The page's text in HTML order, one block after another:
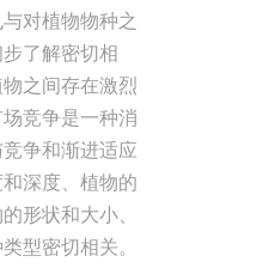
对植物物种之
了解密切相
之间存在激烈
竞争是一种消
争和渐进适应
深度、植物的
形状和大小、
型密切相关。